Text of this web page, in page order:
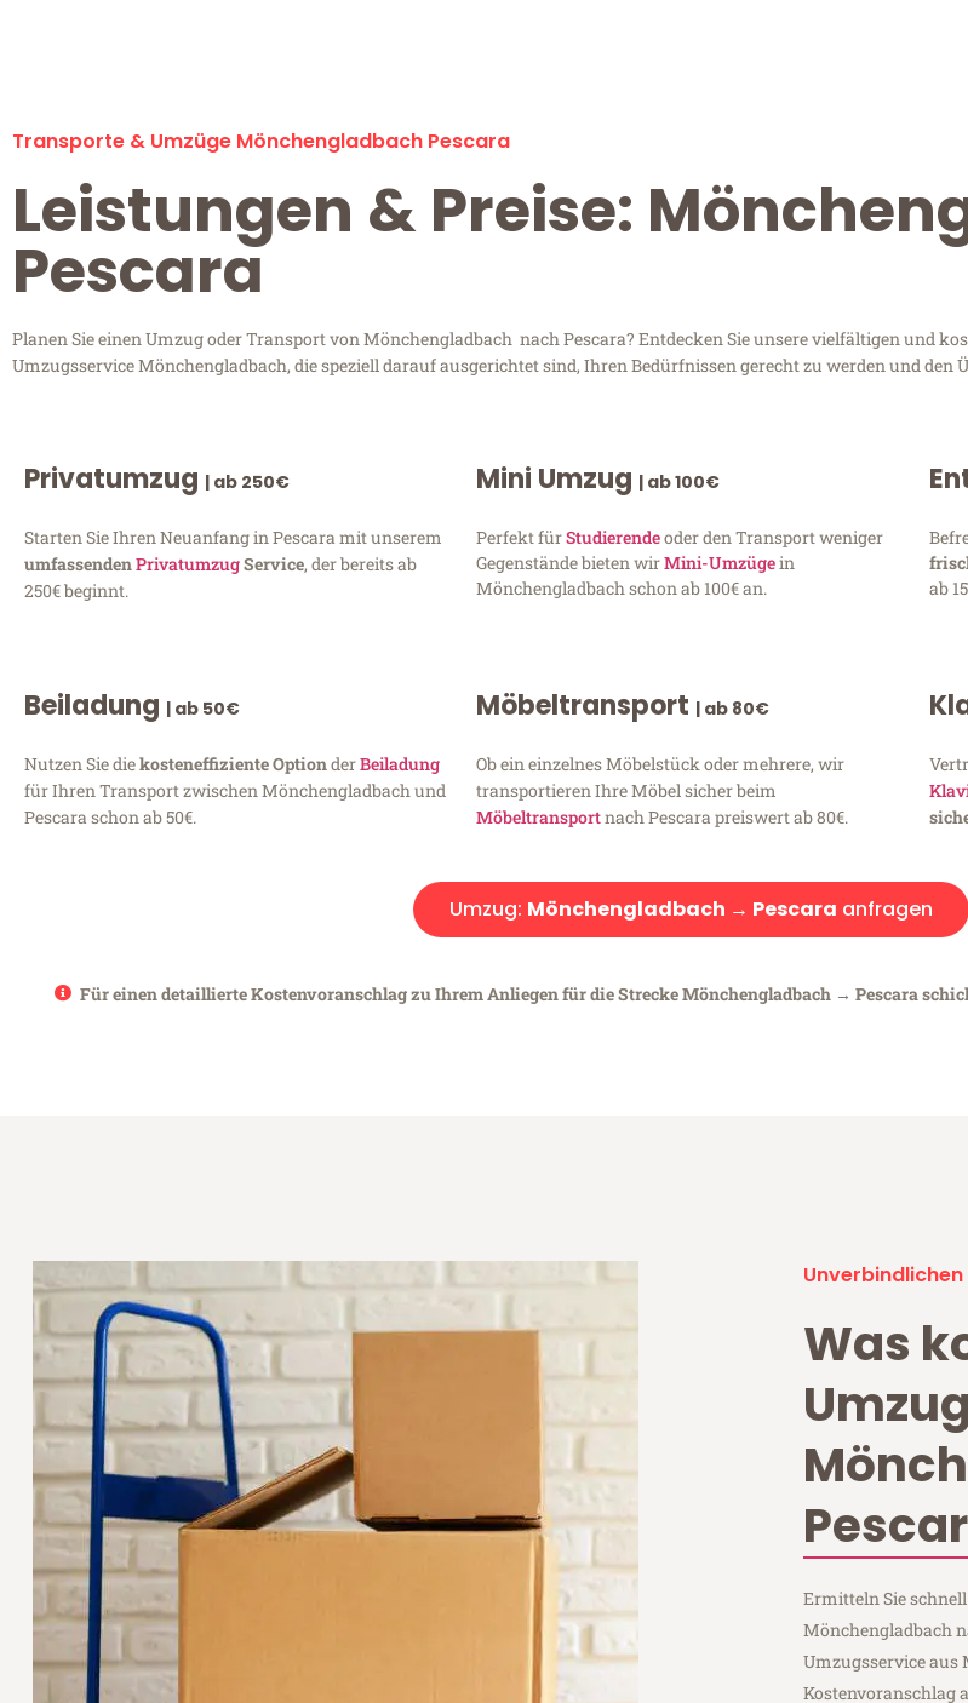
Transporte & Umzüge Mönchengladbach Pescara
Leistungen & Preise:
Pescara
Planen Sie einen Umzug oder Transport von Mönchengladbach nach Pescara? Entdecken Sie unsere vielfältigen und
Umzugsservice Mönchengladbach, die speziell darauf ausgerichtet sind, Ihren Bedürfnissen gerecht zu werden und den
Privatumzug | ab 250€
Starten Sie Ihren Neuanfang in Pescara mit unserem
umfassendenPrivatumzugService, der bereits ab
250€ beginnt.
Mini Umzug | ab 100€
Perfekt fürStudierendeoder den Transport weniger
Gegenstände bieten wirMini-Umzügein
Mönchengladbach schon ab 100€ an.
ab
Beiladung | ab 50€
Nutzen Sie diekosteneffiziente OptionderBeiladung
für Ihren Transport zwischen Mönchengladbach und
Pescara schon ab 50€.
Möbeltransport | ab 80€
Ob ein einzelnes Möbelstück oder mehrere, wir
transportieren Ihre Möbel sicher beim
Möbeltransportnach Pescara preiswert ab 80€.
Umzug: Mönchengladbach → Pescara anfragen
Für einen detaillierte Kostenvoranschlag zu Ihrem Anliegen für die Strecke Mönchengladbach → Pescara
Was
Umzug
Ermitteln Sie
Mönchengladbach
Umzugsservice aus
Kostenvoranschlag